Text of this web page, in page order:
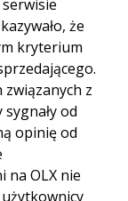
że
kryterium
z
sygnały od
opinię od
na OLX nie
użytkownicy